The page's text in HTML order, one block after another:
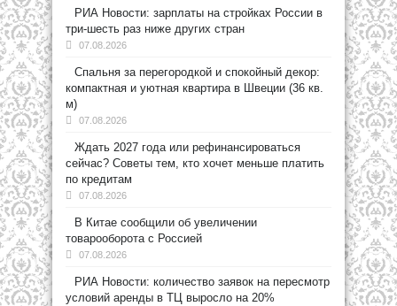
РИА Новости: зарплаты на стройках России в
три-шесть раз ниже других стран
07.08.2026
Спальня за перегородкой и спокойный декор:
компактная и уютная квартира в Швеции (36 кв.
м)
07.08.2026
Ждать 2027 года или рефинансироваться
сейчас? Советы тем, кто хочет меньше платить
по кредитам
07.08.2026
В Китае сообщили об увеличении
товарооборота с Россией
07.08.2026
РИА Новости: количество заявок на пересмотр
условий аренды в ТЦ выросло на 20%